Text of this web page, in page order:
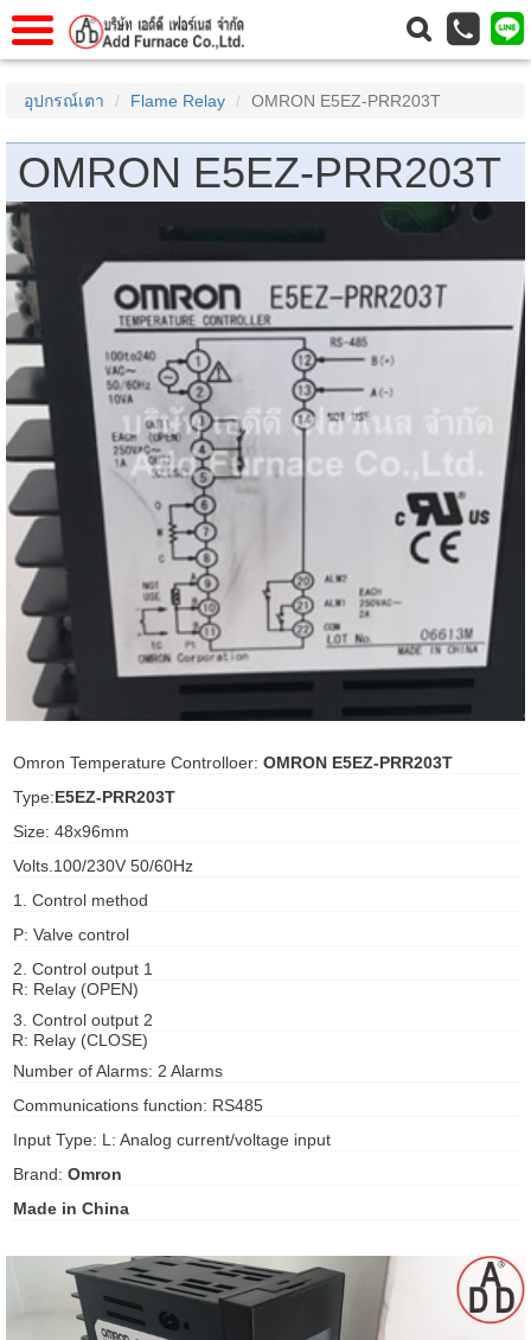
รService
รา
anello
schroder
อุปกรณ์เตา Flame Relay OMRON E5EZ-PRR203T
OMRON E5EZ-PRR203T
Omron Temperature Controlloer: OMRON E5EZ-PRR203T
Type:E5EZ-PRR203T
Size: 48x96mm
Volts.100/230V 50/60Hz
1. Control method
P: Valve control
2. Control output 1
R: Relay (OPEN)
3. Control output 2
R: Relay (CLOSE)
Number of Alarms: 2 Alarms
Communications function: RS485
Input Type: L: Analog current/voltage input
Brand: Omron
Made in China